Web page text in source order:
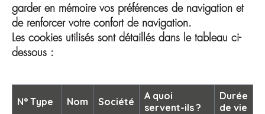
garder en mémoire vos préférences de navigation et
de renforcer votre confort de navigation.
Les cookies utilisés sont détaillés dans le tableau ci-
dessous :
N° Type Nom Société
A quoi
servent-ils ?
Durée
de vie